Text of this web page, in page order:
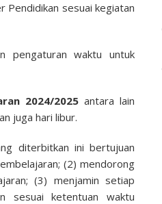
Pendidikan sesuai kegiatan
pengaturan waktu untuk
2024/2025 antara lain
juga hari libur.
diterbitkan ini bertujuan
(2) mendorong
(3) menjamin setiap
sesuai ketentuan waktu